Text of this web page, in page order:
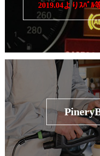
2019.04よりｽﾊﾞﾙ